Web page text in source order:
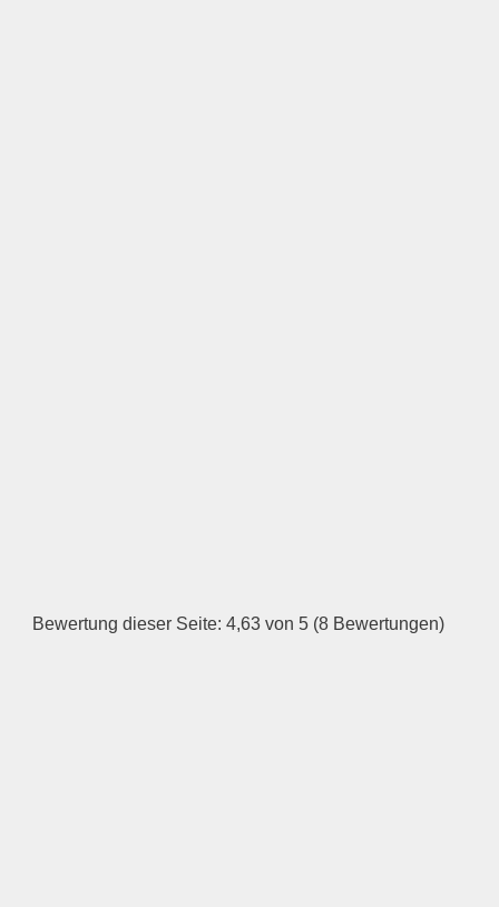
Bewertung dieser Seite: 4,63 von 5 (8 Bewertungen)